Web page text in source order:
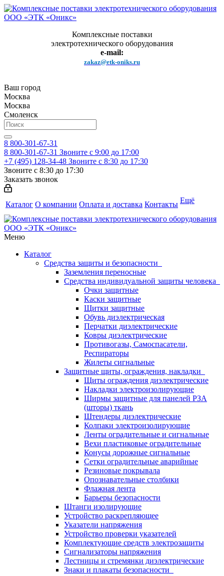
Комплексные поставки
электротехнического оборудования
e-mail:
zakaz@etk-oniks.ru
Ваш город
Москва
Москва
Смоленск
8 800-301-67-31
8 800-301-67-31 Звоните с 9:00 до 17:00
+7 (495) 128-34-48 Звоните с 8:30 до 17:30
Звоните с 8:30 до 17:30
Заказать звонок
Каталог О компании Оплата и доставка Контакты Ещё
Меню
Каталог
Средства защиты и безопасности
Заземления переносные
Средства индивидуальной защиты человека
Очки защитные
Каски защитные
Щитки защитные
Обувь диэлектрическая
Перчатки диэлектрические
Ковры диэлектрические
Противогазы, Самоспасатели,
Респираторы
Жилеты сигнальные
Защитные щиты, ограждения, накладки
Щиты ограждения диэлектрические
Накладки электроизолирующие
Ширмы защитные для панелей РЗА
(шторы) ткань
Штендеры диэлектрические
Колпаки электроизолирующие
Ленты оградительные и сигнальные
Вехи пластиковые оградительные
Конусы дорожные сигнальные
Сетки оградительные аварийные
Резиновые покрывала
Опознавательные столбики
Флажная лента
Барьеры безопасности
Штанги изолирующие
Устройство раскрепляющее
Указатели напряжения
Устройство проверки указателей
Комплектующие средств электрозащиты
Сигнализаторы напряжения
Лестницы и стремянки диэлектрические
Знаки и плакаты безопасности